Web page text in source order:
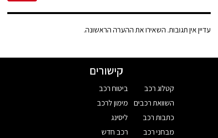
עדיין אין תגובות. השאירו את ההערה הראשונה.
קישורים
קטלוג רכב
השוואת רכבים
כתבות רכב
מבחני רכב
ביטוח רכב
מימון לרכב
ליסינג
רכב חדש